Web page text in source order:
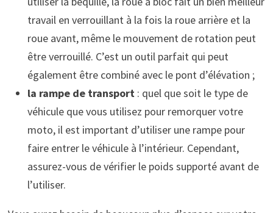
travail en verrouillant à la fois la roue arrière et la
roue avant, même le mouvement de rotation peut
être verrouillé. C’est un outil parfait qui peut
également être combiné avec le pont d’élévation ;
la rampe de transport : quel que soit le type de
véhicule que vous utilisez pour remorquer votre
moto, il est important d’utiliser une rampe pour
faire entrer le véhicule à l’intérieur. Cependant,
assurez-vous de vérifier le poids supporté avant de
l’utiliser.